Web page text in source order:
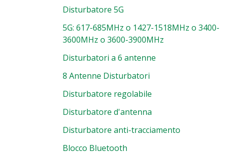
Disturbatore 5G
5G: 617-685MHz o 1427-1518MHz o 3400-
3600MHz o 3600-3900MHz
Disturbatori a 6 antenne
8 Antenne Disturbatori
Disturbatore regolabile
Disturbatore d'antenna
Disturbatore anti-tracciamento
Blocco Bluetooth